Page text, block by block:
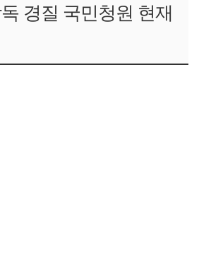
요건 심사 및 5만 명 달성 조건
원 신청방법 및 참여 링크
경질 국민청원 현재